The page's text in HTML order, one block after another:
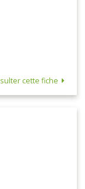
cette fiche